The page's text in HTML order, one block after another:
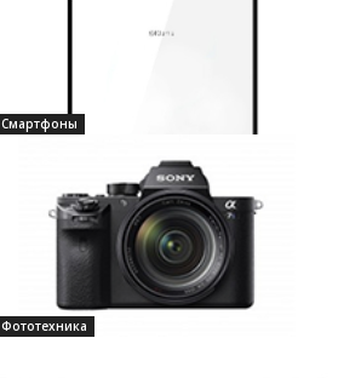
Смартфоны
Фототехника